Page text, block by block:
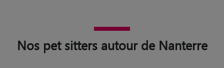
Nos pet sitters autour de Nanterre